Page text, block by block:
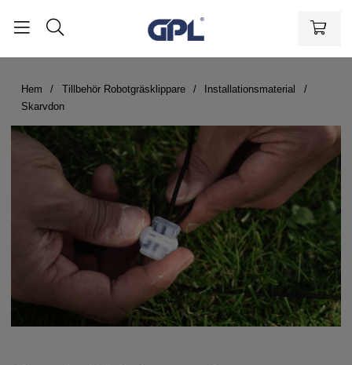
Hem Tillbehör Robotgräsklippare
Installationsmaterial
Skarvdon